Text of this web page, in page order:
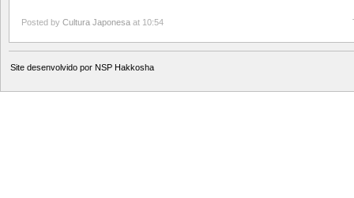
Posted by Cultura Japonesa at 10:54
Site desenvolvido por NSP Hakkosha